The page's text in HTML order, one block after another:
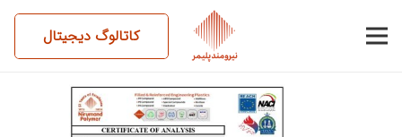
کاتالوگ دیجیتال
14041018AM17-NC-LLD10